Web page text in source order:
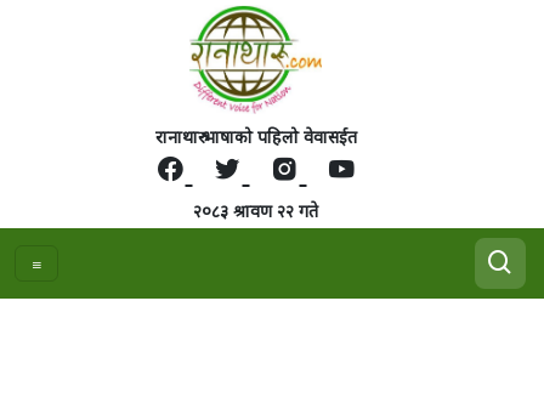
रानाथारु भाषाको पहिलो वेवासईत
२०८३ श्रावण २२ गते